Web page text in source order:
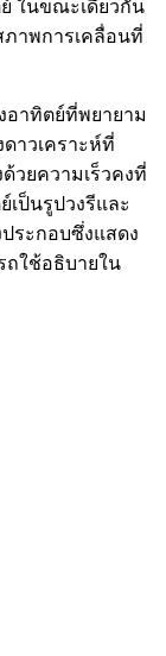
ในขณะเดียวกัน
ภาพการเคลื่อนที่
อาทิตย์ที่พยายาม
าวเคราะห์ที่
วยความเร็วคงที่
เป็นรูปวงรีและ
ระกอบซึ่งแสดง
ถใช้อธิบายใน